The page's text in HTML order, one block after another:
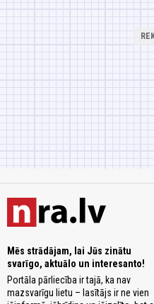
Mēs strādājam, lai Jūs zinātu
svarīgo, aktuālo un interesanto!
Portāla pārliecība ir tajā, ka nav
mazsvarīgu lietu – lasītājs ir ne vien